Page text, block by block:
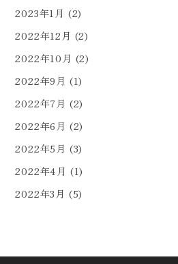
2023年1月 (2)
2022年12月 (2)
2022年10月 (2)
2022年9月 (1)
2022年7月 (2)
2022年6月 (2)
2022年5月 (3)
2022年4月 (1)
2022年3月 (5)